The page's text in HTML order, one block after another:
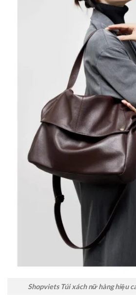
Shopviets Túi xách nữ hàng hiệu